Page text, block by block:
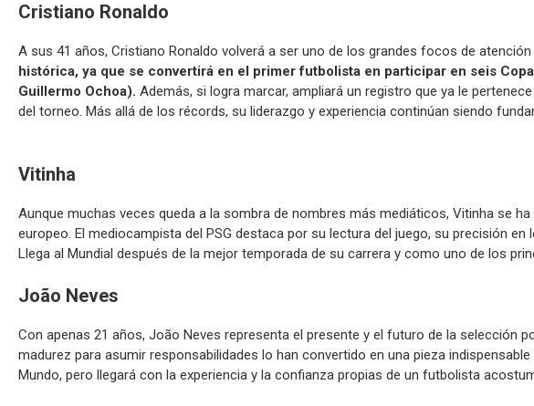
Cristiano Ronaldo
A sus 41 años, Cristiano Ronaldo volverá a ser uno de los grandes focos de atención
histórica, ya que se convertirá en el primer futbolista en participar en seis
Guillermo Ochoa). Además, si logra marcar, ampliará un registro que ya le
del torneo. Más allá de los récords, su liderazgo y experiencia continúan siendo
Vitinha
Aunque muchas veces queda a la sombra de nombres más mediáticos, Vitinha se
europeo. El mediocampista del PSG destaca por su lectura del juego, su precisión
Llega al Mundial después de la mejor temporada de su carrera y como uno de los
João Neves
Con apenas 21 años, João Neves representa el presente y el futuro de la selección
madurez para asumir responsabilidades lo han convertido en una pieza
Mundo, pero llegará con la experiencia y la confianza propias de un futbolista